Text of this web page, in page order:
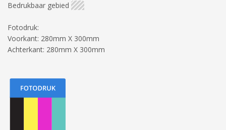
Bedrukbaar gebied
Fotodruk:
Voorkant: 280mm X 300mm
Achterkant: 280mm X 300mm